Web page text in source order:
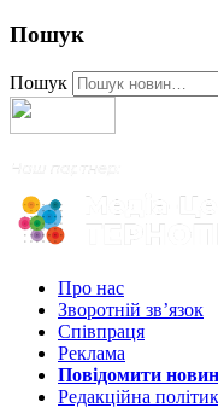
Пошук
Пошук
Про нас
Зворотній зв’язок
Співпраця
Реклама
Повідомити
Редакційна